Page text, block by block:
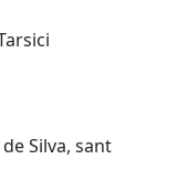
Silva, sant